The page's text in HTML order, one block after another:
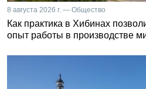
8 августа 2026 г. — Общество
Как практика в Хибинах
опыт работы в производстве